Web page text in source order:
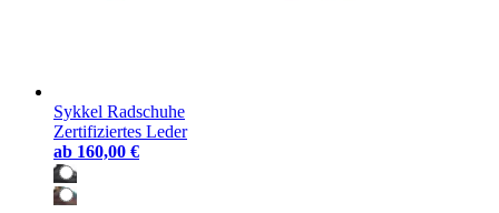
Sykkel Radschuhe
Zertifiziertes Leder
ab 160,00 €